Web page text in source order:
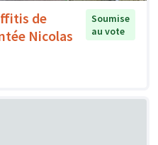
de
Nicolas
Soumise
au vote